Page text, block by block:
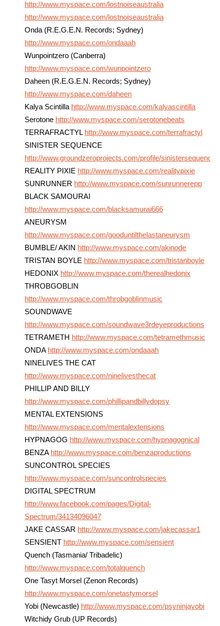
http://www.myspace.com/lostnoiseaustralia
http://www.myspace.com/lostnoiseaustralia
Onda (R.E.G.E.N. Records; Sydney)
http://www.myspace.com/ondaaah
Wunpointzero (Canberra)
http://www.myspace.com/wunpointzero
Daheen (R.E.G.E.N. Records; Sydney)
http://www.myspace.com/daheen
Kalya Scintilla http://www.myspace.com/kalyascintilla
Serotone http://www.myspace.com/serotonebeats
TERRAFRACTYL http://www.myspace.com/terrafractyl
SINISTER SEQUENCE
http://www.groundzeroprojects.com/profile/sinistersequence
REALITY PIXIE http://www.myspace.com/realitypixie
SUNRUNNER http://www.myspace.com/sunrunnerepp
BLACK SAMOURAI
http://www.myspace.com/blacksamurai666
ANEURYSM
http://www.myspace.com/gooduntilthelastaneurysm
BUMBLE/ AKIN http://www.myspace.com/akinode
TRISTAN BOYLE http://www.myspace.com/tristanboyle
HEDONIX http://www.myspace.com/therealhedonix
THROBGOBLIN
http://www.myspace.com/throbgoblinmusic
SOUNDWAVE
http://www.myspace.com/soundwave3rdeyeproductions
TETRAMETH http://www.myspace.com/tetramethmusic
ONDA http://www.myspace.com/ondaaah
NINELIVES THE CAT
http://www.myspace.com/ninelivesthecat
PHILLIP AND BILLY
http://www.myspace.com/phillipandbillydopsy
MENTAL EXTENSIONS
http://www.myspace.com/mentalextensions
HYPNAGOG http://www.myspace.com/hypnagognical
BENZA http://www.myspace.com/benzaproductions
SUNCONTROL SPECIES
http://www.myspace.com/suncontrolspecies
DIGITAL SPECTRUM
http://www.facebook.com/pages/Digital-
Spectrum/34134096047
JAKE CASSAR http://www.myspace.com/jakecassar1
SENSIENT http://www.myspace.com/sensient
Quench (Tasmania/ Tribadelic)
http://www.myspace.com/totalquench
One Tasyt Morsel (Zenon Records)
http://www.myspace.com/onetastymorsel
Yobi (Newcastle) http://www.myspace.com/psyninjayobi
Witchidy Grub (UP Records)